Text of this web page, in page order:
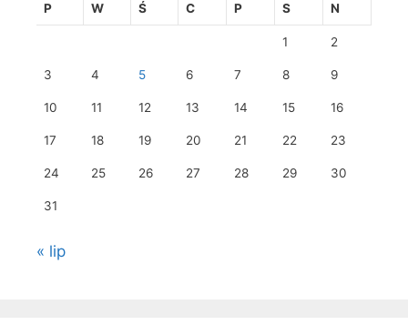
P W Ś C P S N
1 2
3 4 5 6 7 8 9
10 11 12 13 14 15 16
17 18 19 20 21 22 23
24 25 26 27 28 29 30
31
« lip